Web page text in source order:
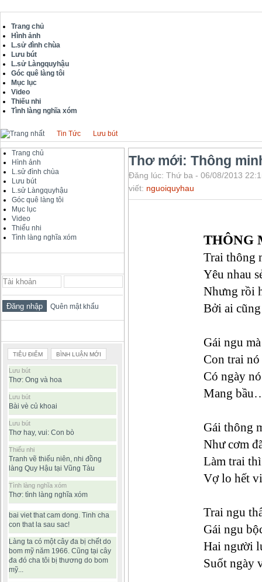
Trang chủ
Hình ảnh
L.sử đình chùa
Lưu bút
L.sử Làngquyhậu
Góc quê làng tôi
Mục lục
Video
Thiếu nhi
Tình làng nghĩa xóm
Tin Tức Lưu bút
Trang chủ
Hình ảnh
L.sử đình chùa
Lưu bút
L.sử Làngquyhậu
Góc quê làng tôi
Mục lục
Video
Thiếu nhi
Tình làng nghĩa xóm
Quên mật khẩu
TIÊU ĐIỂM BÌNH LUẬN MỚI
Lưu bút
Thơ: Ong và hoa
Lưu bút
Bài vè củ khoai
Lưu bút
Thơ hay, vui: Con bò
Thiếu nhi
Tranh vẽ thiếu niên, nhi đồng
làng Quy Hậu tại Vũng Tàu
Tình làng nghĩa xóm
Thơ: tình làng nghĩa xóm
bai viet that cam dong. Tinh cha
con that la sau sac!
Làng ta có một cây đa bị chết do
bom mỹ năm 1966. Cũng tại cây
đa đó cha tôi bị thương do bom
mỹ...
Thơ mới: Thông
Đăng lúc: Thứ ba - 06/08/2013
viết: nguoiquyhau
THÔNG
Trai thông
Yêu nhau
Nhưng rồi
Bởi ai
Gái ngu
Con trai
Có ngày
Mang
Gái thông
Như cơm
Làm trai
Vợ lo hết
Trai ngu
Gái ngu
Hai người
Suốt ngày